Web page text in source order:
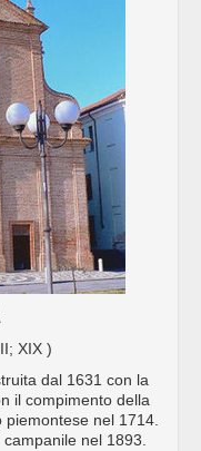
XIX )
dal 1631 con la
il compimento della
piemontese nel 1714.
campanile nel 1893.